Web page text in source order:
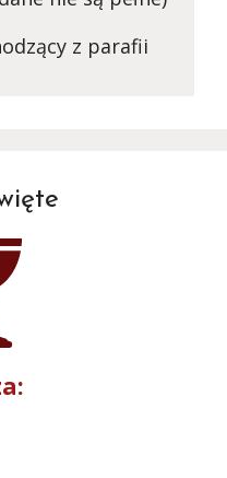
z parafii